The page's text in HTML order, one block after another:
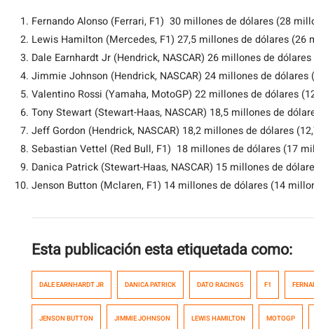
Fernando Alonso (Ferrari, F1) 30 millones de dólares (28
Lewis Hamilton (Mercedes, F1) 27,5 millones de dólares (26
Dale Earnhardt Jr (Hendrick, NASCAR) 26 millones de
Jimmie Johnson (Hendrick, NASCAR) 24 millones de
Valentino Rossi (Yamaha, MotoGP) 22 millones de dólares
Tony Stewart (Stewart-Haas, NASCAR) 18,5 millones de
Jeff Gordon (Hendrick, NASCAR) 18,2 millones de dólares
Sebastian Vettel (Red Bull, F1) 18 millones de dólares (17
Danica Patrick (Stewart-Haas, NASCAR) 15 millones de
Jenson Button (Mclaren, F1) 14 millones de dólares (14
Esta publicación esta etiquetada como:
DALE EARNHARDT JR DANICA PATRICK DATO RACING5 F1
JENSON BUTTON JIMMIE JOHNSON LEWIS HAMILTON MOTOGP